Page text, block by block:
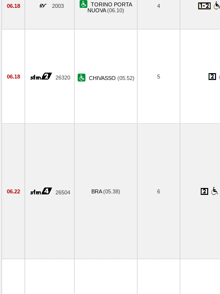
06.18 2003
TORINO PORTA
NUOVA(06.10)
4
06.18 26320 CHIVASSO (05.52) 5
06.22 26504 BRA(05.38) 6